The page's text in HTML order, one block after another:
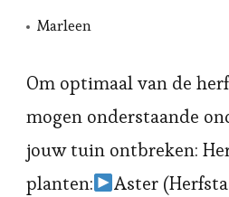
Marleen
Om optimaal van de
mogen onderstaande
jouw tuin ontbreken:
planten:
Aster